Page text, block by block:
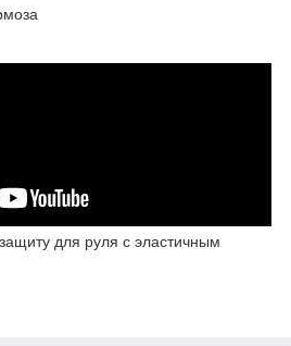
для руля с эластичным